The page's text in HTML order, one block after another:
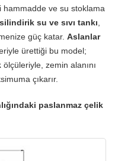
hammadde ve su stoklama
su ve sıvı tankı,
güç katar. Aslanlar
ürettiği bu model;
ölçüleriyle, zemin alanını
çıkarır.
paslanmaz çelik